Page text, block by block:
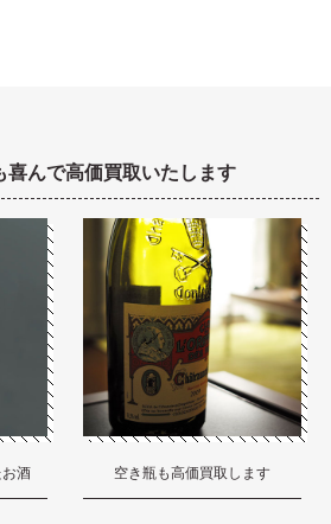
喜んで高価買取いたします
酒 空き瓶も高価買取します